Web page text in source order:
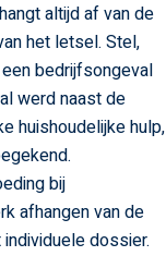
altijd af van de
het letsel. Stel,
bedrijfsongeval
werd naast de
huishoudelijke hulp,
bij
afhangen van de
dossier.